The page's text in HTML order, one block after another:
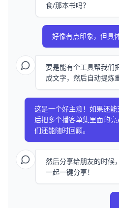
食/那本书吗？
好像有点印象，但具
要是能有个工具帮我们
成文字，然后自动提炼
这是一个好主意！如果还
后把多个播客单集里面的
们还能随时回顾。
然后分享给朋友的时候
一起一键分享！